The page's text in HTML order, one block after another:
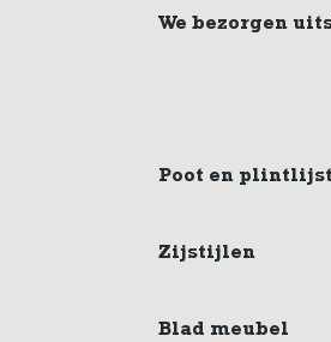
We bezorgen
Poot en plintlijst
Zijstijlen
Blad meubel